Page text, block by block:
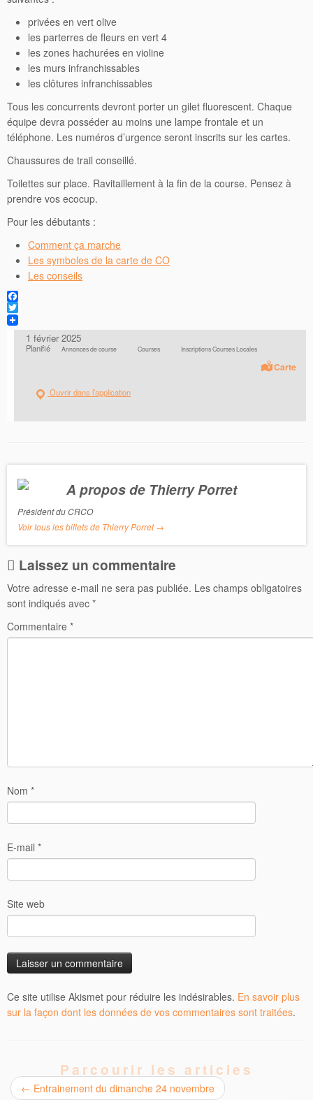
privées en vert olive
les parterres de fleurs en vert 4
les zones hachurées en violine
les murs infranchissables
les clôtures infranchissables
Tous les concurrents devront porter un gilet fluorescent. Chaque
équipe devra posséder au moins une lampe frontale et un
téléphone. Les numéros d’urgence seront inscrits sur les cartes.
Chaussures de trail conseillé.
Toilettes sur place. Ravitaillement à la fin de la course. Pensez à
prendre vos ecocup.
Pour les débutants :
Comment ça marche
Les symboles de la carte de CO
Les conseils
F
a
c
T
w
1 février 2025
Planifié Annonces de course Courses Inscriptions Courses Locales
Carte
Ouvrir dans l’application
A propos de Thierry Porret
Président du CRCO
Voir tous les billets de Thierry Porret→
Laissez un commentaire
Votre adresse e-mail ne sera pas publiée. Les champs obligatoires
sont indiqués avec *
Commentaire *
Nom *
E-mail *
Site web
Ce site utilise Akismet pour réduire les indésirables. En savoir plus
sur la façon dont les données de vos commentaires sont traitées.
Parcourir les articles
← Entrainement du dimanche 24 novembre